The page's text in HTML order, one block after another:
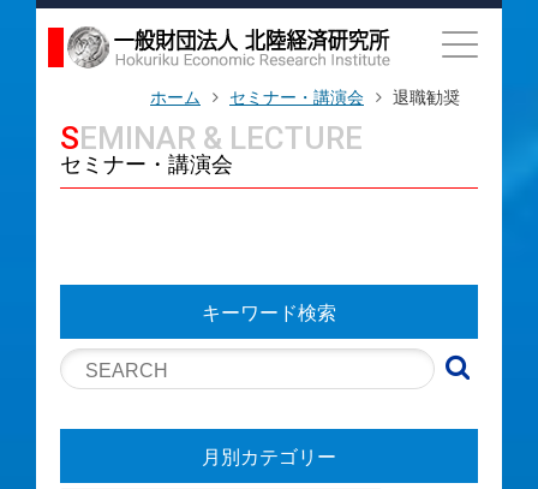
ホーム セミナー・講演会 退職勧奨
SEMINAR & LECTURE
セミナー・講演会
キーワード検索
月別カテゴリー